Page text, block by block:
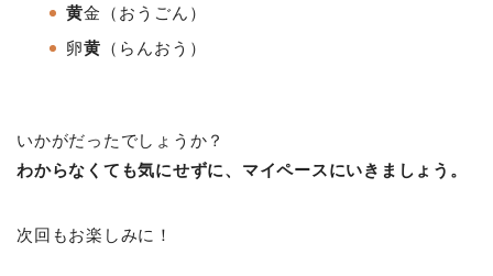
黄金 （おうごん ）
卵黄 （らんおう）
いかがだったでしょうか？
わからなくても気にせずに、マイペースにいきましょう。
次回もお楽しみに！